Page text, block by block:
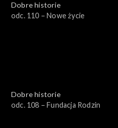
Dobre historie
odc. 110 – Nowe życie
Dobre historie
odc. 108 – Fundacja Rodzin